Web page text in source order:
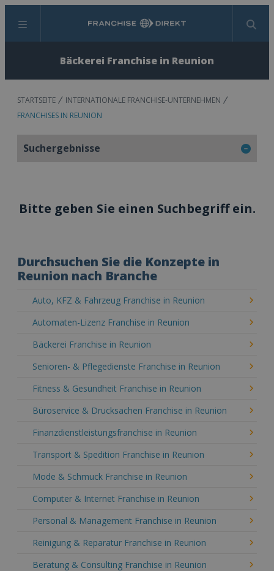
Menü Suchen
Bäckerei Franchise in Reunion
STARTSEITE
INTERNATIONALE FRANCHISE-UNTERNEHMEN
FRANCHISES IN REUNION
Suchergebnisse
Bitte geben Sie einen Suchbegriff ein.
Durchsuchen Sie die Konzepte in
Reunion nach Branche
Auto, KFZ & Fahrzeug Franchise in Reunion
Automaten-Lizenz Franchise in Reunion
Bäckerei Franchise in Reunion
Senioren- & Pflegedienste Franchise in Reunion
Fitness & Gesundheit Franchise in Reunion
Büroservice & Drucksachen Franchise in Reunion
Finanzdienstleistungsfranchise in Reunion
Transport & Spedition Franchise in Reunion
Mode & Schmuck Franchise in Reunion
Computer & Internet Franchise in Reunion
Personal & Management Franchise in Reunion
Reinigung & Reparatur Franchise in Reunion
Beratung & Consulting Franchise in Reunion